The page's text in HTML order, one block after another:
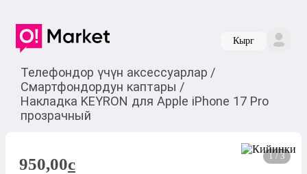
Кырг
Телефондор үчүн аксессуарлар /
Смартфондордун каптары /
Накладка KEYRON для Apple iPhone 17 Pro
прозрачный
1 / 3
950,00c